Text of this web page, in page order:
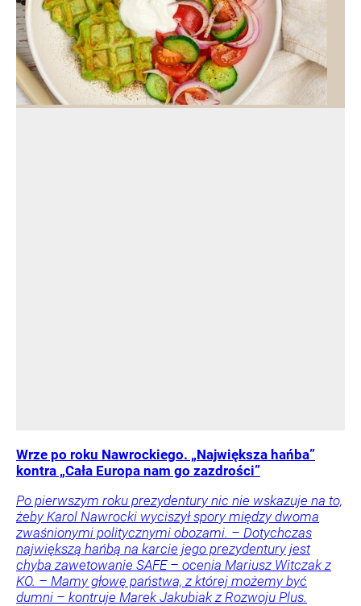
Wrze po roku Nawrockiego. „Największa hańba”
kontra „Cała Europa nam go zazdrości”
Po pierwszym roku prezydentury nic nie wskazuje na to,
żeby Karol Nawrocki wyciszył spory między dwoma
zwaśnionymi politycznymi obozami. – Dotychczas
największą hańbą na karcie jego prezydentury jest
chyba zawetowanie SAFE – ocenia Mariusz Witczak z
KO. – Mamy głowę państwa, z której możemy być
dumni – kontruje Marek Jakubiak z Rozwoju Plus.